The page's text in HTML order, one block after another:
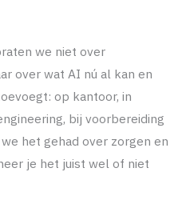
we niet over
over wat AI nú al kan en
op kantoor, in
bij voorbereiding
het gehad over zorgen en
je het juist wel of niet